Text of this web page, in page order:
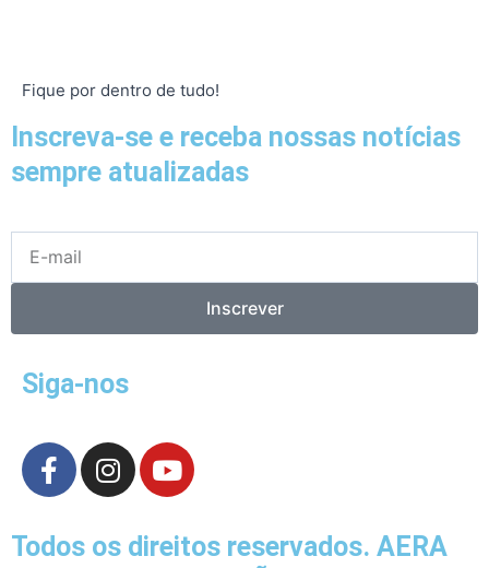
Fique por dentro de tudo!
Inscreva-se e receba nossas notícias
sempre atualizadas
mail
Inscrever
Siga-nos
F
a
e
I
n
t
Y
o
t
Todos os direitos reservados. AERA